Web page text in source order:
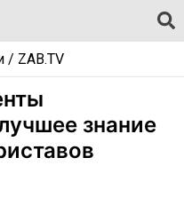
/ ZAB.TV
знание